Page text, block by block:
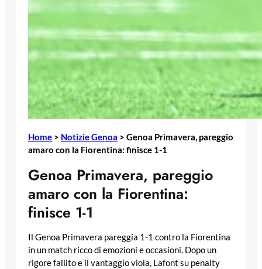
Home > Notizie Genoa > Genoa Primavera, pareggio
amaro con la Fiorentina: finisce 1-1
Genoa Primavera, pareggio
amaro con la Fiorentina:
finisce 1-1
Il Genoa Primavera pareggia 1-1 contro la Fiorentina
in un match ricco di emozioni e occasioni. Dopo un
rigore fallito e il vantaggio viola, Lafont su penalty